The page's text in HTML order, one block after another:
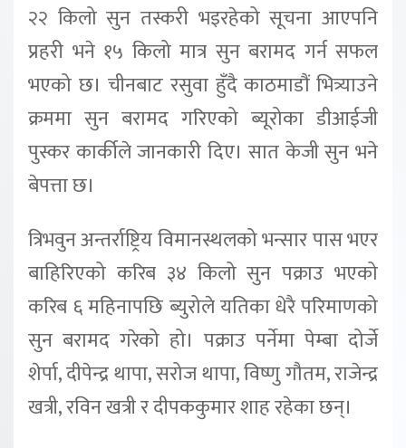
२२ किलो सुन तस्करी भइरहेको सूचना आएपनि
प्रहरी भने १५ किलो मात्र सुन बरामद गर्न सफल
भएको छ। चीनबाट रसुवा हुँदै काठमाडौं भित्र्याउने
क्रममा सुन बरामद गरिएको ब्यूरोका डीआईजी
पुस्कर कार्कीले जानकारी दिए। सात केजी सुन भने
बेपत्ता छ।
त्रिभवुन अन्तर्राष्ट्रिय विमानस्थलको भन्सार पास भएर
बाहिरिएको करिब ३४ किलो सुन पक्राउ भएको
करिब ६ महिनापछि ब्युरोले यतिका धेरै परिमाणको
सुन बरामद गरेको हो। पक्राउ पर्नेमा पेम्बा दोर्जे
शेर्पा, दीपेन्द्र थापा, सरोज थापा, विष्णु गौतम, राजेन्द्र
खत्री, रविन खत्री र दीपककुमार शाह रहेका छन्।